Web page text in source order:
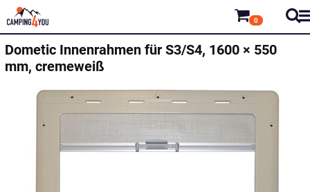
0
Dometic Innenrahmen für S3/S4, 1600 × 550
mm, cremeweiß